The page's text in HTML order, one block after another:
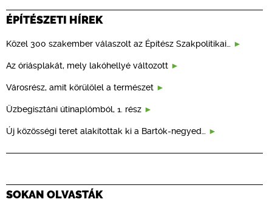
ÉPÍTÉSZETI HÍREK
Közel 300 szakember válaszolt az Építész Szakpolitikai…
Az óriásplakát, mely lakóhellyé változott
Városrész, amit körülölel a természet
Üzbegisztáni útinaplómból, 1. rész
Új közösségi teret alakítottak ki a Bartók-negyed…
SOKAN OLVASTÁK